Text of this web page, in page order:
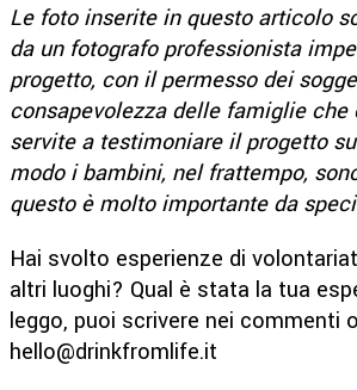
Le foto inserite in questo articolo
da un fotografo professionista
progetto, con il permesso dei
consapevolezza delle famiglie che
servite a testimoniare il progetto
modo i bambini, nel frattempo,
questo è molto importante da
Hai svolto esperienze di
altri luoghi? Qual è stata la tua
leggo, puoi scrivere nei commenti
hello@drinkfromlife.it